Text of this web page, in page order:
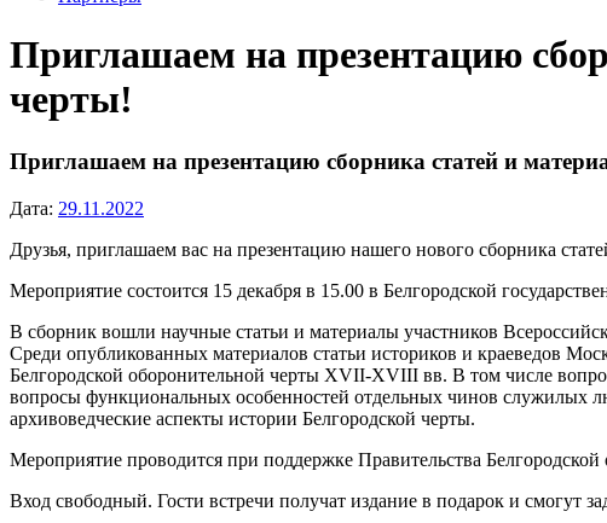
Приглашаем на презентацию
черты!
Приглашаем на презентацию сборника статей и
Дата: 29.11.2022
Друзья, приглашаем вас на презентацию нашего нового сборника
Мероприятие состоится 15 декабря в 15.00 в Белгородской
В сборник вошли научные статьи и материалы участников
Среди опубликованных материалов статьи историков и краеведов
Белгородской оборонительной черты XVII-XVIII вв. В том числе
вопросы функциональных особенностей отдельных чинов служилых
архивоведческие аспекты истории Белгородской черты.
Мероприятие проводится при поддержке Правительства
Вход свободный. Гости встречи получат издание в подарок и смогут